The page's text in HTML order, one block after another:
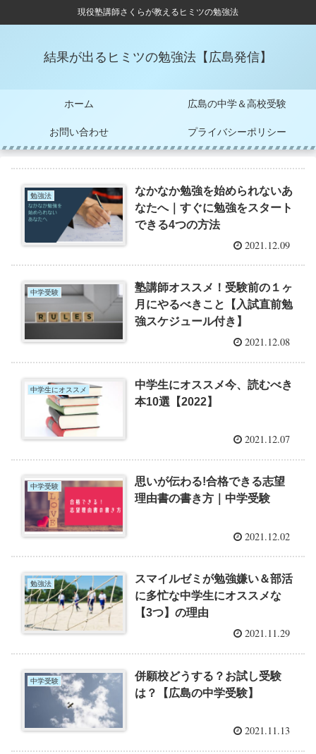
現役塾講師さくらが教えるヒミツの勉強法
結果が出るヒミツの勉強法【広島発信】
ホーム 広島の中学＆高校受験
お問い合わせ プライバシーポリシー
勉強法
なかなか勉強を始められないあ
なたへ｜すぐに勉強をスタート
できる4つの方法
2021.12.09
中学受験
塾講師オススメ！受験前の１ヶ
月にやるべきこと【入試直前勉
強スケジュール付き】
2021.12.08
中学生にオススメ
中学生にオススメ今、読むべき
本10選【2022】
2021.12.07
中学受験
思いが伝わる!合格できる志望
理由書の書き方｜中学受験
2021.12.02
勉強法
スマイルゼミが勉強嫌い＆部活
に多忙な中学生にオススメな
【3つ】の理由
2021.11.29
中学受験
併願校どうする？お試し受験
は？【広島の中学受験】
2021.11.13